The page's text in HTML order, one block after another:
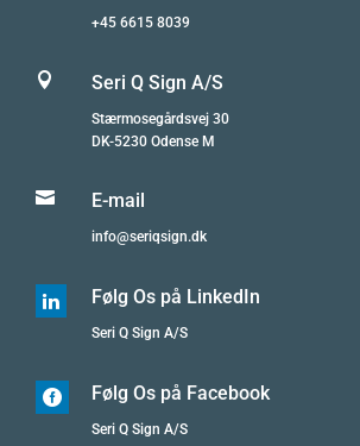
+45 6615 8039
 Seri Q Sign A/S
Stærmosegårdsvej 30
DK-5230 Odense M
 E-mail
info@seriqsign.dk
 Følg Os på LinkedIn
Seri Q Sign A/S
 Følg Os på Facebook
Seri Q Sign A/S